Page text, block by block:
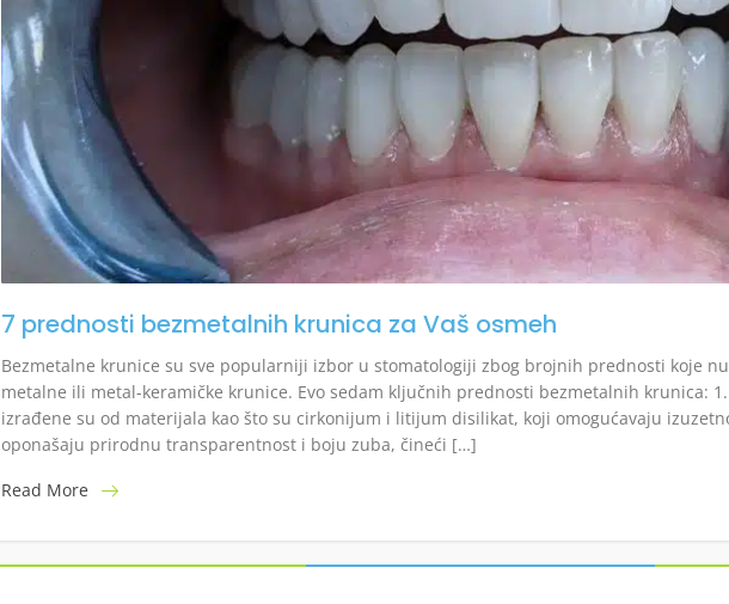
7 prednosti bezmetalnih krunica za Vaš osmeh
Bezmetalne krunice su sve popularniji izbor u stomatologiji zbog brojnih prednosti koje
metalne ili metal-keramičke krunice. Evo sedam ključnih prednosti bezmetalnih krunica:
izrađene su od materijala kao što su cirkonijum i litijum disilikat, koji omogućavaju
oponašaju prirodnu transparentnost i boju zuba, čineći […]
Read More